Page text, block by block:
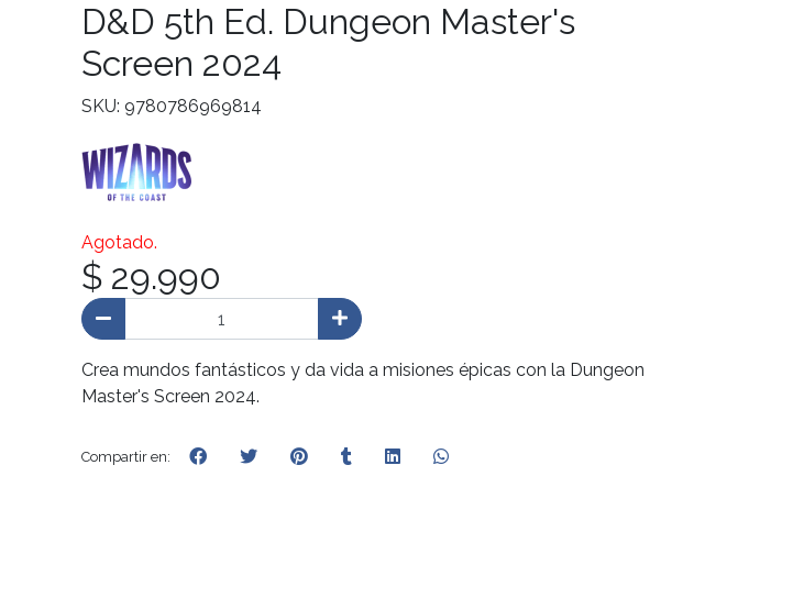
D&D 5th Ed. Dungeon Master's
Screen 2024
SKU: 9780786969814
Agotado.
$ 29.990
Crea mundos fantásticos y da vida a misiones épicas con la Dungeon
Master's Screen 2024.
Compartir en: